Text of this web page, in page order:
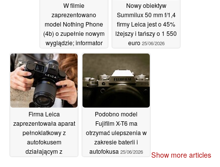
W filmie
zaprezentowano
model Nothing Phone
(4b) o zupełnie nowym
wyglądzie; informator
ujawnia parametry
techniczne
Nowy obiektyw
Summilux 50 mm f/1,4
firmy Leica jest o 45%
lżejszy i tańszy o 1 550
euro 25/06/2026
Firma Leica
zaprezentowała aparat
pełnoklatkowy z
autofokusem
działającym z
Podobno model
Fujifilm X-T6 ma
otrzymać ulepszenia w
zakresie baterii i
autofokusa 25/06/2026 Show more articles